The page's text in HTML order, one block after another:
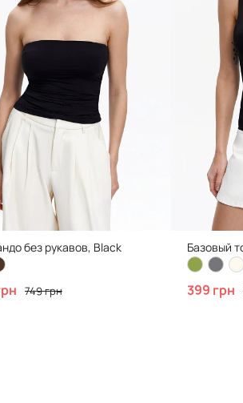
без рукавов, Black
749 грн
Базовый
399 грн